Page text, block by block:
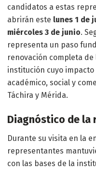
candidatos a estas
abrirán este lunes 1 de
miércoles 3 de junio.
representa un paso
renovación completa de
institución cuyo
académico, social y
Táchira y Mérida.
Diagnóstico de la
Durante su visita en la
representantes
con las bases de la